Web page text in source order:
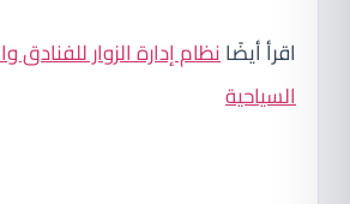
اقرأ أيضًانظام إدارة الزوار للفنادق
السياحية